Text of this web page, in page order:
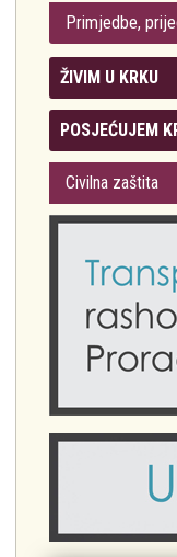
Primjedbe,
ŽIVIM U KRKU
Kolegij
Gradsko vijeće
Odluke Grada
Obrazovanje
Komunalne
Civilni sektor
Sport i
POSJEĆUJEM
Plan Grada Krka
Krk 360° VR
Krk uživo
Fotogalerije
Kalendar
Turistička
Civilna zaštita